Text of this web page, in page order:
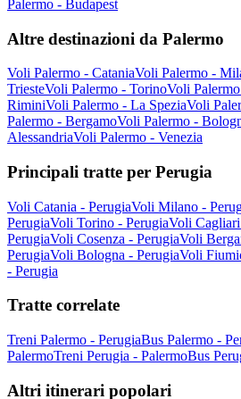
Palermo - Budapest
Altre destinazioni da Palermo
Voli Palermo - CataniaVoli Palermo -
TriesteVoli Palermo - TorinoVoli
RiminiVoli Palermo - La SpeziaVoli
Palermo - BergamoVoli Palermo -
AlessandriaVoli Palermo - Venezia
Principali tratte per Perugia
Voli Catania - PerugiaVoli Milano -
PerugiaVoli Torino - PerugiaVoli
PerugiaVoli Cosenza - PerugiaVoli
PerugiaVoli Bologna - PerugiaVoli
- Perugia
Tratte correlate
Treni Palermo - PerugiaBus Palermo -
PalermoTreni Perugia - PalermoBus
Altri itinerari popolari